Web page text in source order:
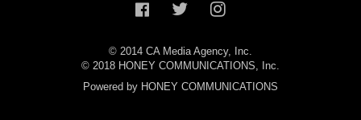
© 2014 CA Media Agency, Inc.
© 2018 HONEY COMMUNICATIONS, Inc.
Powered by HONEY COMMUNICATIONS